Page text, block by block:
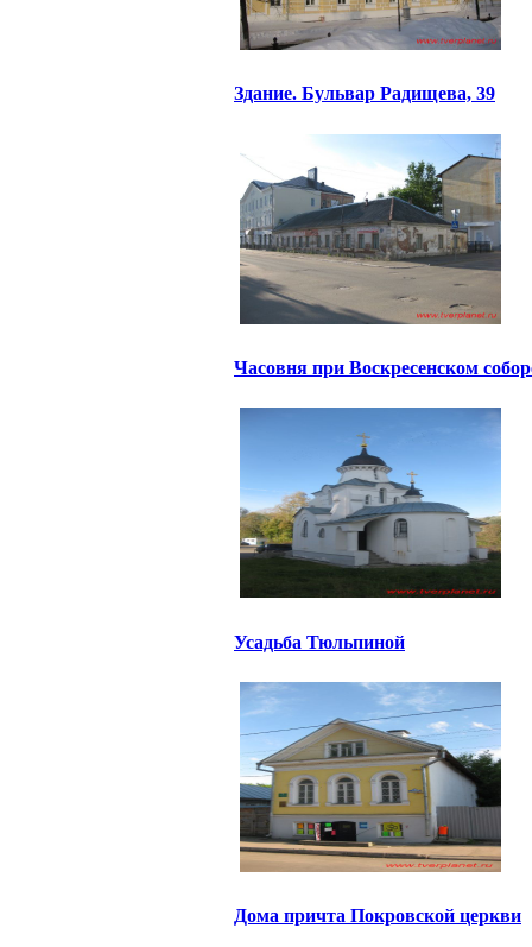
Здание. Бульвар Радищева, 39
Часовня при Воскресенском
Усадьба Тюльпиной
Дома причта Покровской церкви